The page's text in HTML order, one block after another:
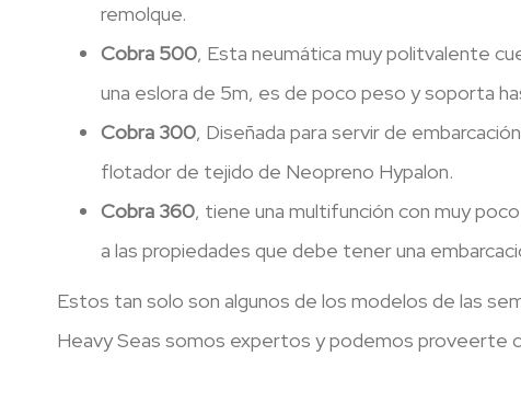
remolque.
Cobra 500, Esta neumática muy politvalente
una eslora de 5m, es de poco peso y soporta
Cobra 300, Diseñada para servir de
flotador de tejido de Neopreno Hypalon.
Cobra 360, tiene una multifunción con muy
a las propiedades que debe tener una
Estos tan solo son algunos de los modelos de las
Heavy Seas somos expertos y podemos proveerte